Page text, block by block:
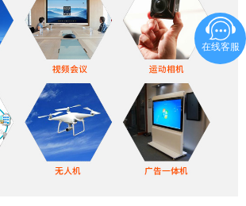
在线客服